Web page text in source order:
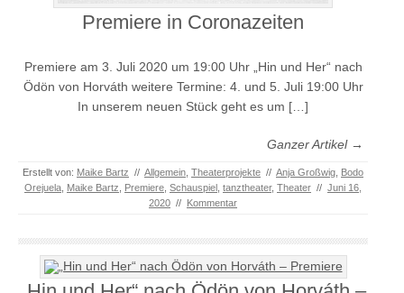
Premiere in Coronazeiten
Premiere am 3. Juli 2020 um 19:00 Uhr „Hin und Her“ nach
Ödön von Horváth weitere Termine: 4. und 5. Juli 19:00 Uhr
In unserem neuen Stück geht es um […]
Ganzer Artikel →
Erstellt von: Maike Bartz // Allgemein Theaterprojekte // Anja Großwig Bodo
Orejuela Maike Bartz Premiere Schauspiel tanztheater, Theater // Juni 16,
2020 // Kommentar